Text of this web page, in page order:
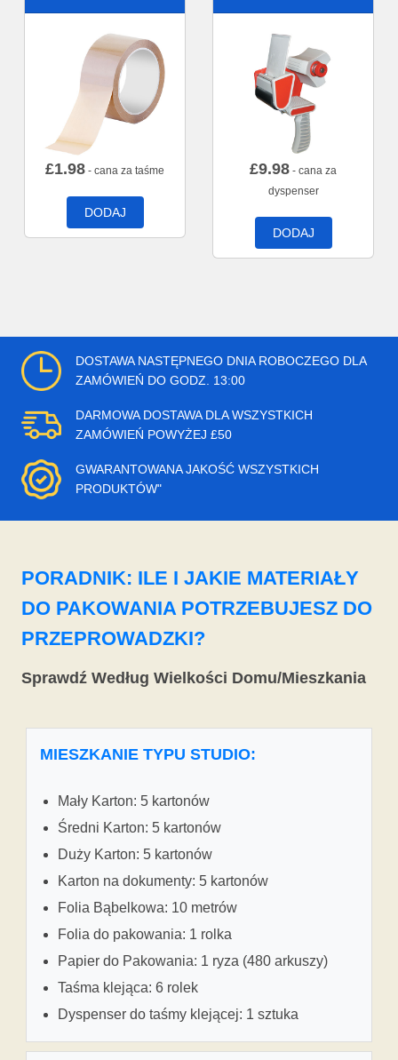
£1.98 - cana za taśme
DODAJ
£9.98 - cana za
dyspenser
DODAJ
DOSTAWA NASTĘPNEGO DNIA ROBOCZEGO DLA
ZAMÓWIEŃ DO GODZ. 13:00
DARMOWA DOSTAWA DLA WSZYSTKICH
ZAMÓWIEŃ POWYŻEJ £50
GWARANTOWANA JAKOŚĆ WSZYSTKICH
PRODUKTÓW"
PORADNIK: ILE I JAKIE MATERIAŁY
DO PAKOWANIA POTRZEBUJESZ DO
PRZEPROWADZKI?
Sprawdź Według Wielkości Domu/Mieszkania
MIESZKANIE TYPU STUDIO:
Mały Karton: 5 kartonów
Średni Karton: 5 kartonów
Duży Karton: 5 kartonów
Karton na dokumenty: 5 kartonów
Folia Bąbelkowa: 10 metrów
Folia do pakowania: 1 rolka
Papier do Pakowania: 1 ryza (480 arkuszy)
Taśma klejąca: 6 rolek
Dyspenser do taśmy klejącej: 1 sztuka